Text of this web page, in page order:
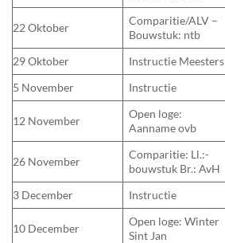
22 Oktober
Comparitie/ALV –
Bouwstuk: ntb
29 Oktober Instructie Meesters
5 November
Instructie
12 November
Open loge:
Aanname ovb
26 November
Comparitie: Ll.:-
bouwstuk Br.: AvH
3 December Instructie
10 December
Open loge: Winter
Sint Jan